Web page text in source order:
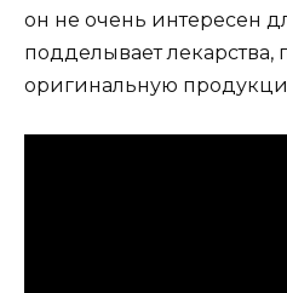
он не очень интересен
подделывает лекарства,
оригинальную